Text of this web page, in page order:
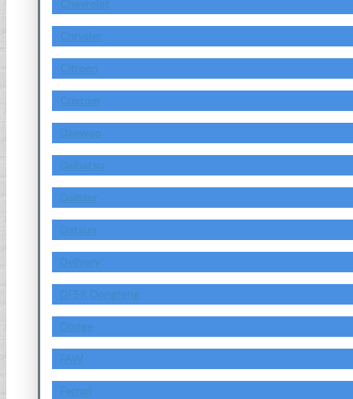
Chevrolet
Chrysler
Citroen
Custom
Daewoo
Daihatsu
Daimler
Datsun
Delivery
DFSK Dongfeng
Dodge
FAW
Ferrari